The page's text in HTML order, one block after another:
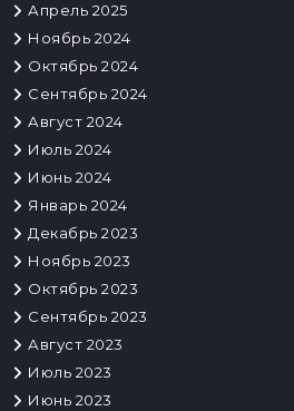
Апрель 2025
Ноябрь 2024
Октябрь 2024
Сентябрь 2024
Август 2024
Июль 2024
Июнь 2024
Январь 2024
Декабрь 2023
Ноябрь 2023
Октябрь 2023
Сентябрь 2023
Август 2023
Июль 2023
Июнь 2023